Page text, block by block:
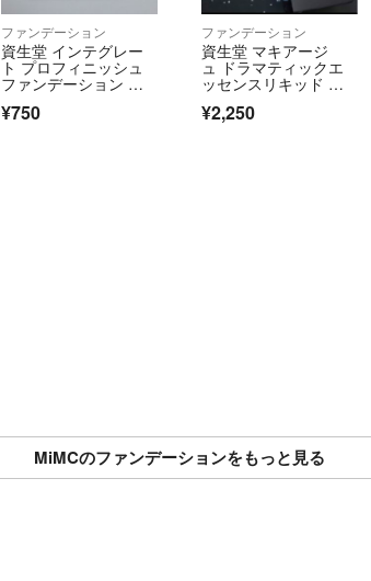
ファンデーション
資生堂 インテグレー
ト プロフィニッシュ
ファンデーション オ
ークル30 レフィル
¥750
ファンデーション
資生堂 マキアージ
ュ ドラマティックエ
ッセンスリキッド ベ
ビーピンクオークル00
(25ml)
¥2,250
MiMCのファンデーションをもっと見る